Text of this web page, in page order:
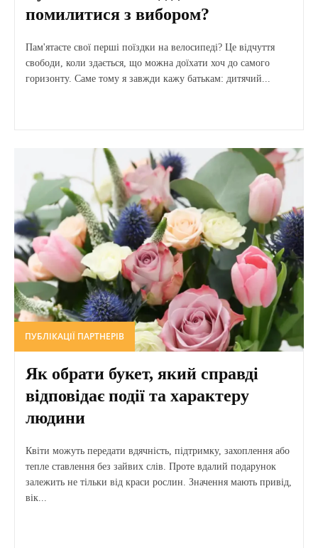
помилитися з вибором?
Пам'ятаєте свої перші поїздки на велосипеді? Це відчуття
свободи, коли здається, що можна доїхати хоч до самого
горизонту. Саме тому я завжди кажу батькам: дитячий...
ПУБЛІКАЦІЇ ПАРТНЕРІВ
Як обрати букет, який справді
відповідає події та характеру
людини
Квіти можуть передати вдячність, підтримку, захоплення або
тепле ставлення без зайвих слів. Проте вдалий подарунок
залежить не тільки від краси рослин. Значення мають привід,
вік...